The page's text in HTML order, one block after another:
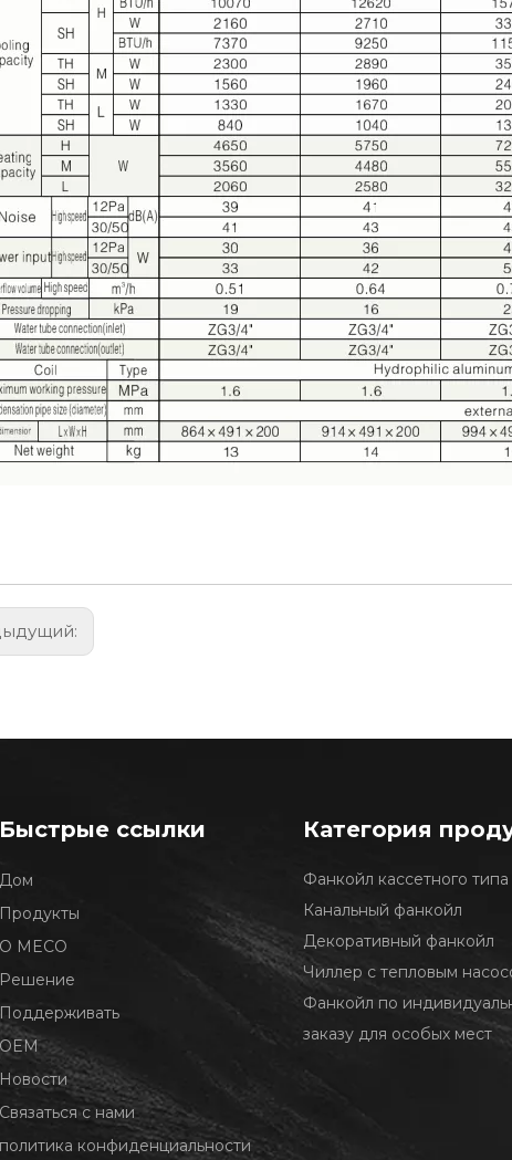
Быстрые ссылки
Дом
Продукты
О MECO
Решение
Поддерживать
OEM
Новости
Связаться с нами
политика конфиденциальности
Категория
Фанкойл кассетного типа
Канальный фанкойл
Декоративный фанкойл
Чиллер с тепловым
Фанкойл по
заказу для особых мест